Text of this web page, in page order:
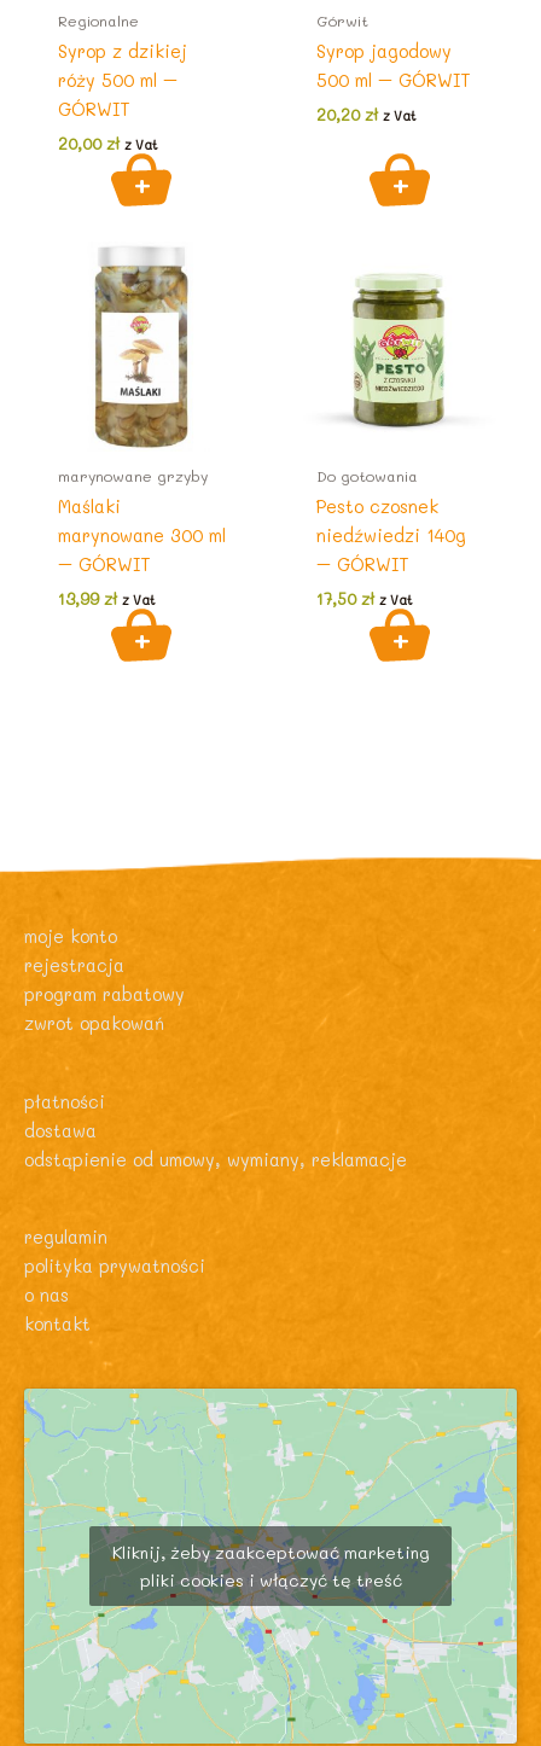
Regionalne
Syrop z dzikiej
róży 500 ml –
GÓRWIT
20,00zł z Vat
Górwit
Syrop jagodowy
500 ml – GÓRWIT
20,20zł z Vat
marynowane grzyby
Maślaki
marynowane 300 ml
– GÓRWIT
13,99zł z Vat
Do gotowania
Pesto czosnek
niedźwiedzi 140g
– GÓRWIT
17,50zł z Vat
moje konto
rejestracja
program rabatowy
zwrot opakowań
płatności
dostawa
odstąpienie od umowy, wymiany, reklamacje
regulamin
polityka prywatności
o nas
kontakt
Kliknij, żeby zaakceptować marketing
pliki cookies i włączyć tę treść